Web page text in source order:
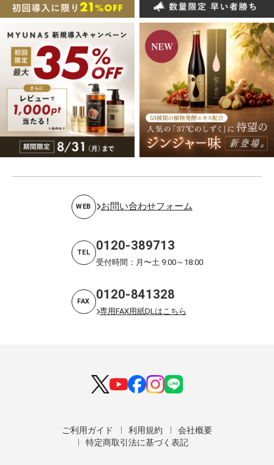
WEB お問い合わせフォーム
TEL 0120-389713
受付時間：月〜土 9:00～18:00
FAX 0120-841328
専用FAX用紙DLはこちら
ご利用ガイド 利用規約
会社概要
特定商取引法に基づく表記